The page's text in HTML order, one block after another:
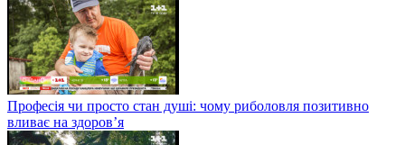
Професія чи просто стан душі: чому риболовля позитивно
вливає на здоров’я